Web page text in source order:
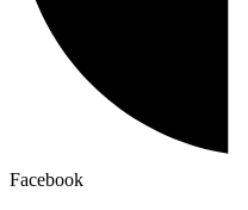
Facebook